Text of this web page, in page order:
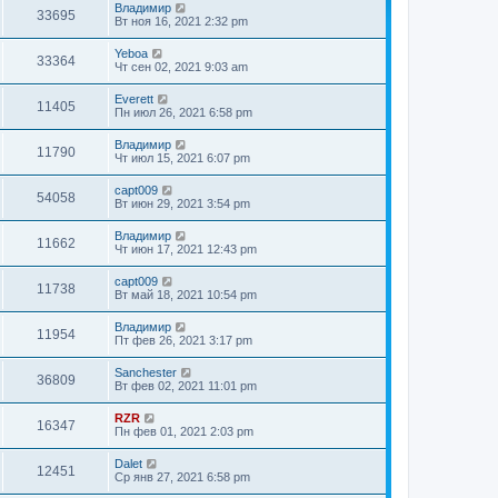
33695
Владимир
Вт ноя 16, 2021 2:32 pm
33364
Yeboa
Чт сен 02, 2021 9:03 am
11405
Everett
Пн июл 26, 2021 6:58 pm
11790
Владимир
Чт июл 15, 2021 6:07 pm
54058
capt009
Вт июн 29, 2021 3:54 pm
11662
Владимир
Чт июн 17, 2021 12:43 pm
11738
capt009
Вт май 18, 2021 10:54 pm
11954
Владимир
Пт фев 26, 2021 3:17 pm
36809
Sanchester
Вт фев 02, 2021 11:01 pm
16347
RZR
Пн фев 01, 2021 2:03 pm
12451
Dalet
Ср янв 27, 2021 6:58 pm